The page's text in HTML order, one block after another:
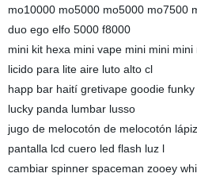
mo10000 mo5000 mo5000 mo7500
duo ego elfo 5000 f8000
mini kit hexa mini vape mini mini mini
licido para lite aire luto alto cl
happ bar haití gretivape goodie funky
lucky panda lumbar lusso
jugo de melocotón de melocotón
pantalla lcd cuero led flash luz l
cambiar spinner spaceman zooey